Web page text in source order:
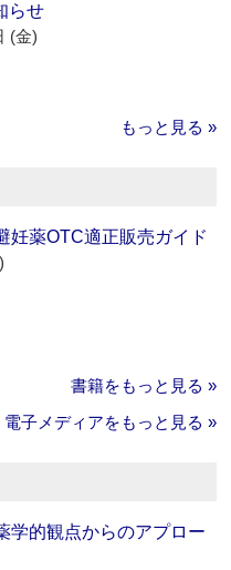
らせ
(金)
もっと見る »
妊薬OTC適正販売ガイド
書籍をもっと見る »
電子メディアをもっと見る »
学的観点からのアプロー